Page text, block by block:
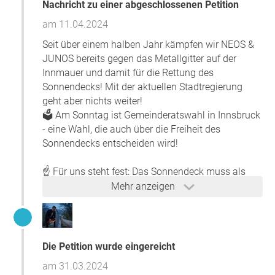
verbessern, sperrt die Stadt die Jugend hinter Gitter!
Jüngste Berichterstattung zum Thema:
https://tirol.orf.at/stories/3229748/
Weitere Mittelungen:
https://www.meinbezirk.at/innsbruck/c-
lokales/sonnendeck-mit-gelaender-soll-im-herbst-
fertig-sein_a6079761
https://www.tirol.gv.at/meldungen/meldung/sonne
https://www.meinbezirk.at/innsbruck/c-
lokales/sonnendeck-wird-groesseres-
sanierungsprojekt_a5960038
https://www.tt.com/artikel/30853570/innsbrucker-
sonnendeck-bleibt-bis-herbst-gesperrt
Nachricht zu einer abgeschlossenen Petition
am 11.04.2024
Mehr anzeigen
Seit über einem halben Jahr kämpfen wir NEOS &
JUNOS bereits gegen das Metallgitter auf der
Innmauer und damit für die Rettung des
Sonnendecks! Mit der aktuellen Stadtregierung
geht aber nichts weiter!
🗳️ Am Sonntag ist Gemeinderatswahl in Innsbruck
- eine Wahl, die auch über die Freiheit des
Sonnendecks entscheiden wird!
☝️ Für uns steht fest: Das Sonnendeck muss als
konsumzwangfreier Aufenthaltsort wieder nutzbar
das bis spätestens Sommer.
Diese Petition haben wir dafür bereits im
Die Petition wurde eingereicht
am 31.03.2024